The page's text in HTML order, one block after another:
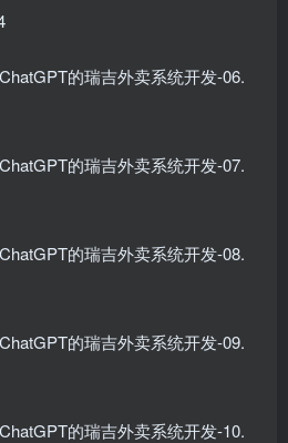
的瑞吉外卖系统开发-06.
的瑞吉外卖系统开发-07.
的瑞吉外卖系统开发-08.
的瑞吉外卖系统开发-09.
的瑞吉外卖系统开发-10.